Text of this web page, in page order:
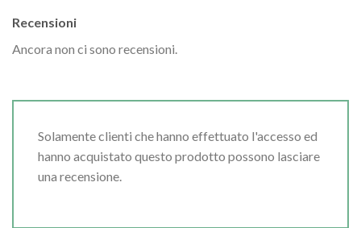
Recensioni
Ancora non ci sono recensioni.
Solamente clienti che hanno effettuato l'accesso ed
hanno acquistato questo prodotto possono lasciare
una recensione.